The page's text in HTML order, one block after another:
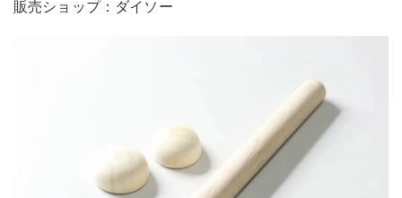
販売ショップ：ダイソー